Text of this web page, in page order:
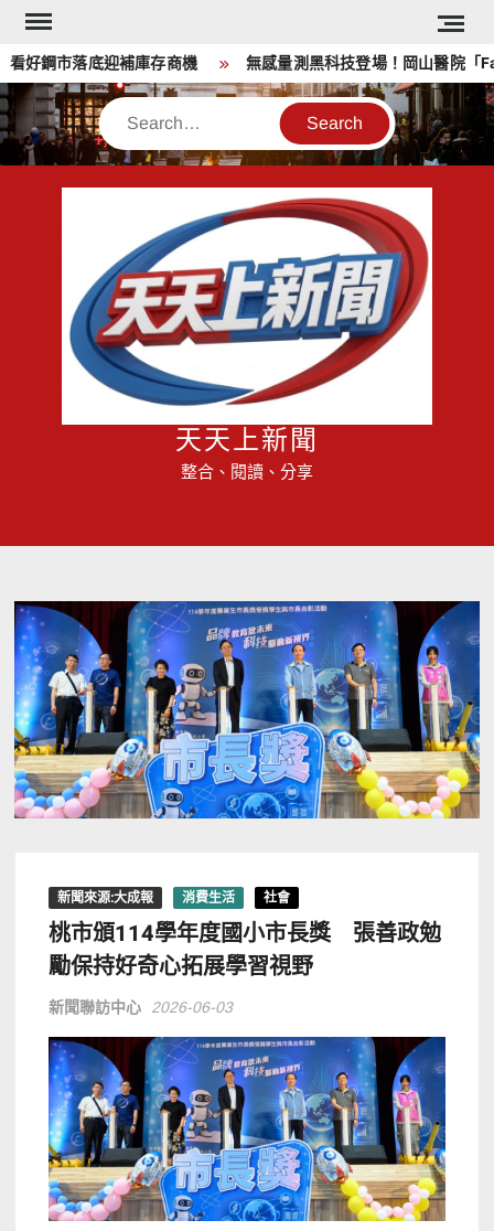
Skip
content
鋼市落底迎補庫存商機 無感量測黑科技登場！岡山醫院「
Search
天天上新聞
整合、閱讀、分享
新聞來源:大成報 消費生活 社會
桃市頒114學年度國小市長獎 張善政勉
勵保持好奇心拓展學習視野
新聞聯訪中心 2026-06-03